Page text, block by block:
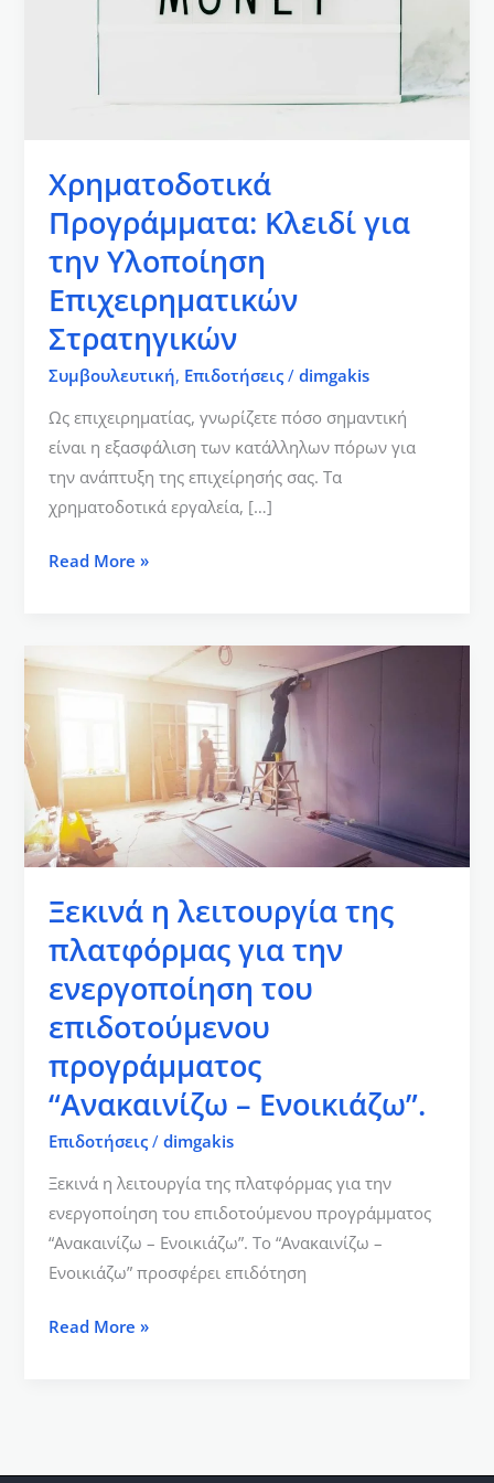
Χρηματοδοτικά
Προγράμματα: Κλειδί για
την Υλοποίηση
Επιχειρηματικών
Στρατηγικών
Συμβουλευτική, Επιδοτήσεις /dimgakis
Ως επιχειρηματίας, γνωρίζετε πόσο σημαντική
είναι η εξασφάλιση των κατάλληλων πόρων για
την ανάπτυξη της επιχείρησής σας. Τα
χρηματοδοτικά εργαλεία, […]
Επιχειρηματικών
Στρατηγικών
Read More »
Ξεκινά η λειτουργία της
πλατφόρμας για την
ενεργοποίηση του
επιδοτούμενου
προγράμματος
“Ανακαινίζω – Ενοικιάζω”.
Επιδοτήσεις /dimgakis
Ξεκινά η λειτουργία της πλατφόρμας για την
ενεργοποίηση του επιδοτούμενου προγράμματος
“Ανακαινίζω – Ενοικιάζω”. Το “Ανακαινίζω –
Ενοικιάζω” προσφέρει επιδότηση
πλατφόρμας
για
την
ενεργοποίηση
του
επιδοτούμενου
προγράμματος
“Ανακαινίζω
Ενοικιάζω”.
Read More »